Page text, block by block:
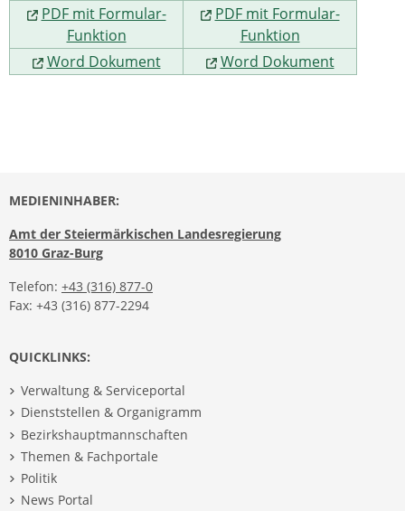
PDF mit Formular-
Funktion
PDF mit Formular-
Funktion
Word Dokument
Word Dokument
MEDIENINHABER:
Amt der Steiermärkischen Landesregierung
8010 Graz-Burg
Telefon: +43 (316) 877-0
Fax: +43 (316) 877-2294
QUICKLINKS:
Verwaltung & Serviceportal
Dienststellen & Organigramm
Bezirkshauptmannschaften
Themen & Fachportale
Politik
News Portal